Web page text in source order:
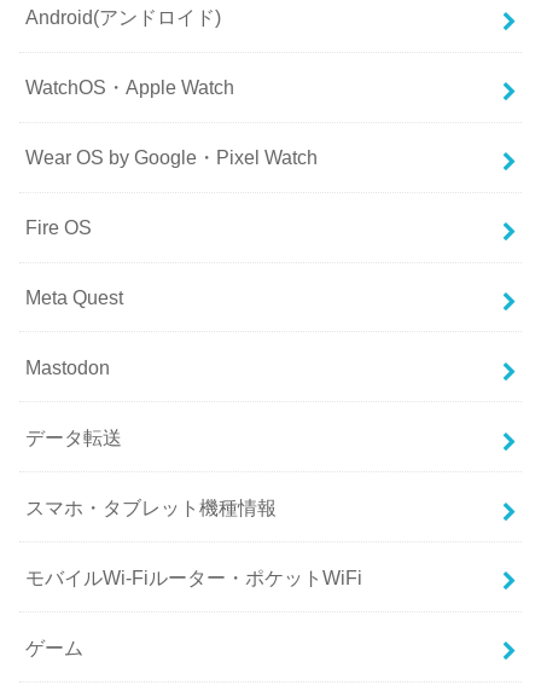
Android(アンドロイド)
WatchOS・Apple Watch
Wear OS by Google・Pixel Watch
Fire OS
Meta Quest
Mastodon
データ転送
スマホ・タブレット機種情報
モバイルWi-Fiルーター・ポケットWiFi
ゲーム